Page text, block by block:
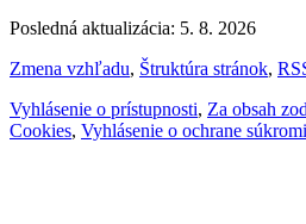
Posledná aktualizácia: 5. 8. 2026
Zmena vzhľadu, Štruktúra stránok,
Vyhlásenie o prístupnosti, Za obsah
Cookies, Vyhlásenie o ochrane